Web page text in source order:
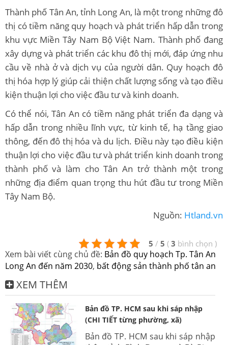
Thành phố Tân An, tỉnh Long An, là một trong những đô
thị có tiềm năng quy hoạch và phát triển hấp dẫn trong
khu vực Miền Tây Nam Bộ Việt Nam. Thành phố đang
xây dựng và phát triển các khu đô thị mới, đáp ứng nhu
cầu về nhà ở và dịch vụ của người dân. Quy hoạch đô
thị hóa hợp lý giúp cải thiện chất lượng sống và tạo điều
kiện thuận lợi cho việc đầu tư và kinh doanh.
Có thể nói, Tân An có tiềm năng phát triển đa dạng và
hấp dẫn trong nhiều lĩnh vực, từ kinh tế, hạ tầng giao
thông, đến đô thị hóa và du lịch. Điều này tạo điều kiện
thuận lợi cho việc đầu tư và phát triển kinh doanh trong
thành phố và làm cho Tân An trở thành một trong
những địa điểm quan trọng thu hút đầu tư trong Miền
Tây Nam Bộ.
Nguồn: Htland.vn
5 / 5 ( 3 bình chọn )
Xem bài viết cùng chủ đề: Bản đồ quy hoạch Tp. Tân An
Long An đến năm 2030, bất động sản thành phố tân an
XEM THÊM
Bản đồ TP. HCM sau khi sáp nhập
(CHI TIẾT từng phường, xã)
Bản đồ TP. HCM sau khi sáp nhập